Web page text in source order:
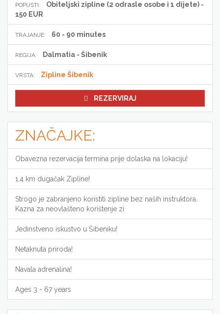
POPUSTI:
Obiteljski zipline (2 odrasle osobe i 1 dijete) -
150 EUR
TRAJANJE: 60 - 90 minutes
REGIJA: Dalmatia - Šibenik
VRSTA: Zipline Šibenik
REZERVIRAJ
ZNAČAJKE:
Obavezna rezervacija termina prije dolaska na lokaciju!
1,4 km dugačak Zipline!
Strogo je zabranjeno koristiti zipline bez naših instruktora.
Kazna za neovlašteno korištenje zi
Jedinstveno iskustvo u Šibeniku!
Netaknuta priroda!
Navala adrenalina!
Ages 3 - 67 years